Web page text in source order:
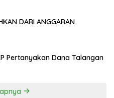
DARI ANGGARAN
Pertanyakan Dana Talangan